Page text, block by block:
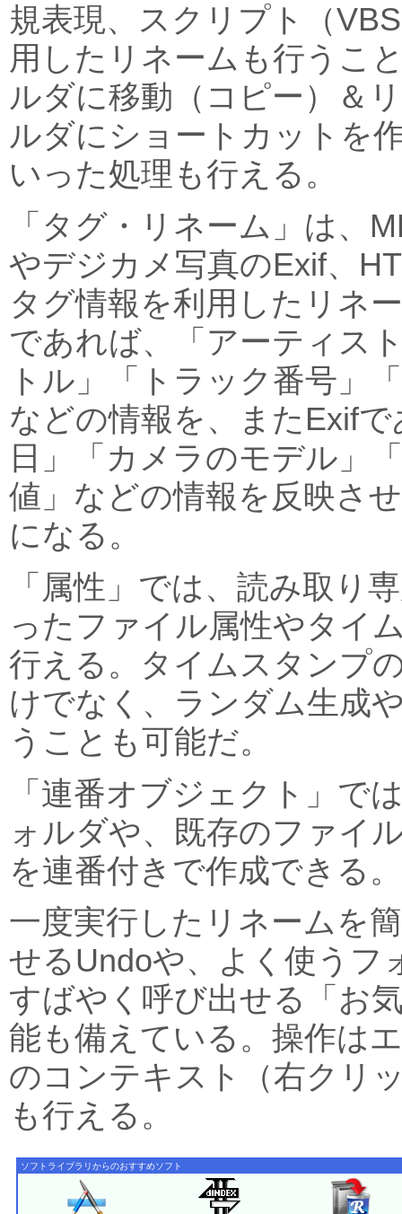
規表現、スクリプト（
用したリネームも行うこ
ルダに移動（コピー）＆
ルダにショートカットを
いった処理も行える。
「タグ・リネーム」は、
やデジカメ写真のExif、
タグ情報を利用したリネ
であれば、「アーティス
トル」「トラック番号」
などの情報を、またExif
日」「カメラのモデル」
値」などの情報を反映さ
になる。
「属性」では、読み取り
ったファイル属性やタイ
行える。タイムスタンプ
けでなく、ランダム生成
うことも可能だ。
「連番オブジェクト」で
ォルダや、既存のファイ
を連番付きで作成できる。
一度実行したリネームを
せるUndoや、よく使うフ
すばやく呼び出せる「お
能も備えている。操作は
のコンテキスト（右クリ
も行える。
ソフトライブラリからのおすすめソフト